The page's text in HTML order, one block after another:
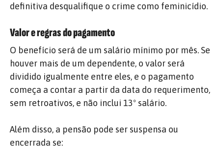
definitiva desqualifique o crime como feminicídio.
Valor e regras do pagamento
O benefício será de um salário mínimo por mês. Se
houver mais de um dependente, o valor será
dividido igualmente entre eles, e o pagamento
começa a contar a partir da data do requerimento,
sem retroativos, e não inclui 13º salário.
Além disso, a pensão pode ser suspensa ou
encerrada se: